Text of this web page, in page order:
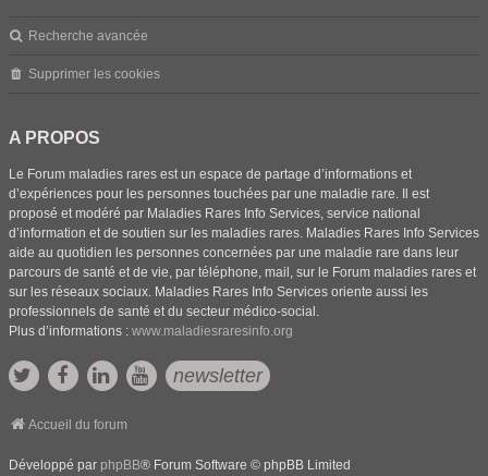
Recherche avancée
Supprimer les cookies
A PROPOS
Le Forum maladies rares est un espace de partage d’informations et
d’expériences pour les personnes touchées par une maladie rare. Il est
proposé et modéré par Maladies Rares Info Services, service national
d’information et de soutien sur les maladies rares. Maladies Rares Info Services
aide au quotidien les personnes concernées par une maladie rare dans leur
parcours de santé et de vie, par téléphone, mail, sur le Forum maladies rares et
sur les réseaux sociaux. Maladies Rares Info Services oriente aussi les
professionnels de santé et du secteur médico-social.
Plus d’informations : www.maladiesraresinfo.org
newsletter
Accueil du forum
Développé par phpBB® Forum Software © phpBB Limited